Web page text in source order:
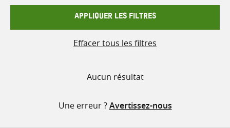
APPLIQUER LES FILTRES
Effacer tous les filtres
Aucun résultat
Une erreur ?Avertissez-nous